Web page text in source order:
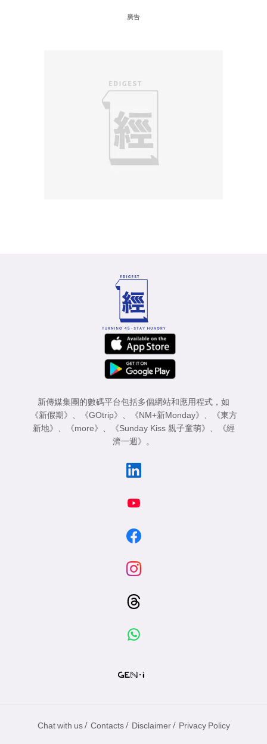
廣告
新傳媒集團的數碼平台包括多個網站和應用程式，如
《新假期》
《GOtrip》 《NM+新Monday》
《東方
新地》
《more》 《Sunday Kiss 親子童萌》
《經
濟一週》
。
Chat with us / Contacts / Disclaimer / Privacy Policy